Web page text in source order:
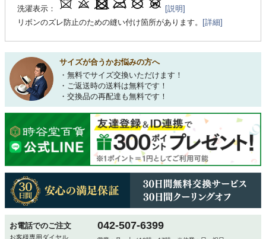
洗濯表示：
[説明]
リボンのズレ防止のための縫い付け箇所があります。
[詳細]
サイズが合うかお悩みの方へ
・無料でサイズ交換いただけます！
・ご返送時の送料は無料です！
・交換品の再配達も無料です！
お電話でのご注文
お客様専用ダイヤル
042-507-6399